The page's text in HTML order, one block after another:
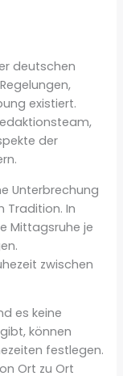
deutschen
existiert.
der
Unterbrechung
Tradition. In
Mittagsruhe je
zwischen
es keine
können
festlegen.
Ort zu Ort